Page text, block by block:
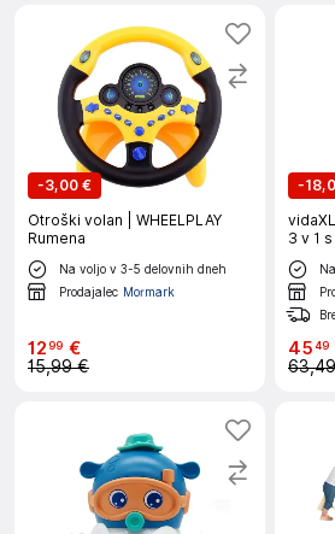
-3,00 €
Otroški volan | WHEELPLAY
Rumena
Na voljo v 3-5 delovnih dneh
Prodajalec Mormark
1299 €
15,99 €
-
3 v 1
mizo
4549